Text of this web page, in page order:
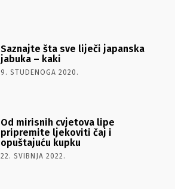
Saznajte šta sve liječi japanska
jabuka – kaki
9. STUDENOGA 2020.
Od mirisnih cvjetova lipe
pripremite ljekoviti čaj i
opuštajuću kupku
22. SVIBNJA 2022.